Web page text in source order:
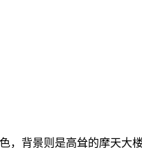
背景则是高耸的摩天大